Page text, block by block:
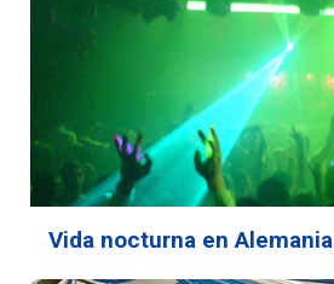
Vida nocturna en Alemania